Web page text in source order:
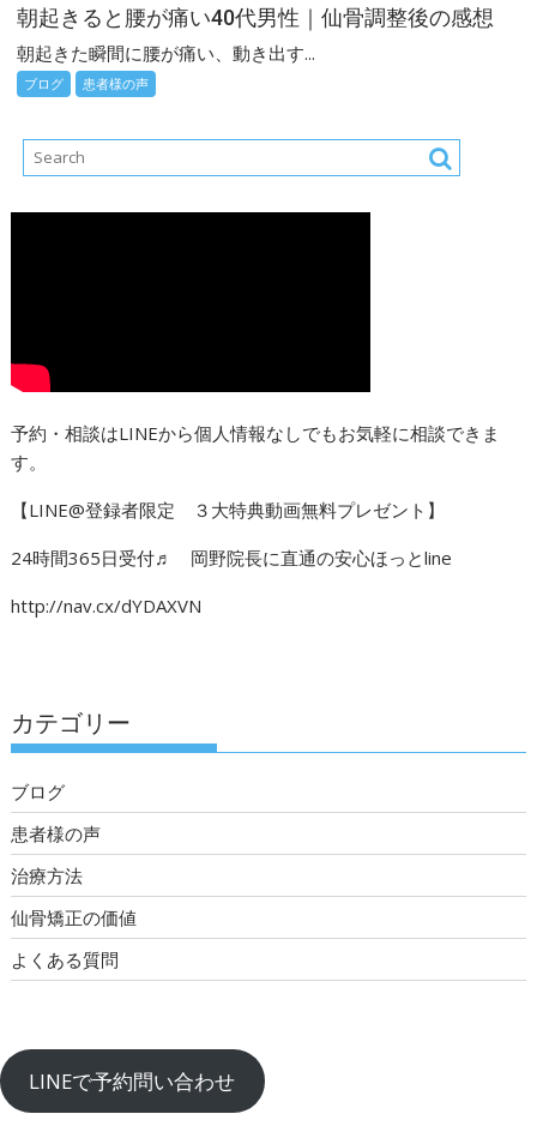
朝起きると腰が痛い40代男性｜仙骨調整後の感想
朝起きた瞬間に腰が痛い、動き出す...
ブログ 患者様の声
予約・相談はLINEから個人情報なしでもお気軽に相談できま
す。
【LINE@登録者限定 ３大特典動画無料プレゼント】
24時間365日受付♬ 岡野院長に直通の安心ほっとline
http://nav.cx/dYDAXVN
カテゴリー
ブログ
患者様の声
治療方法
仙骨矯正の価値
よくある質問
LINEで予約問い合わせ